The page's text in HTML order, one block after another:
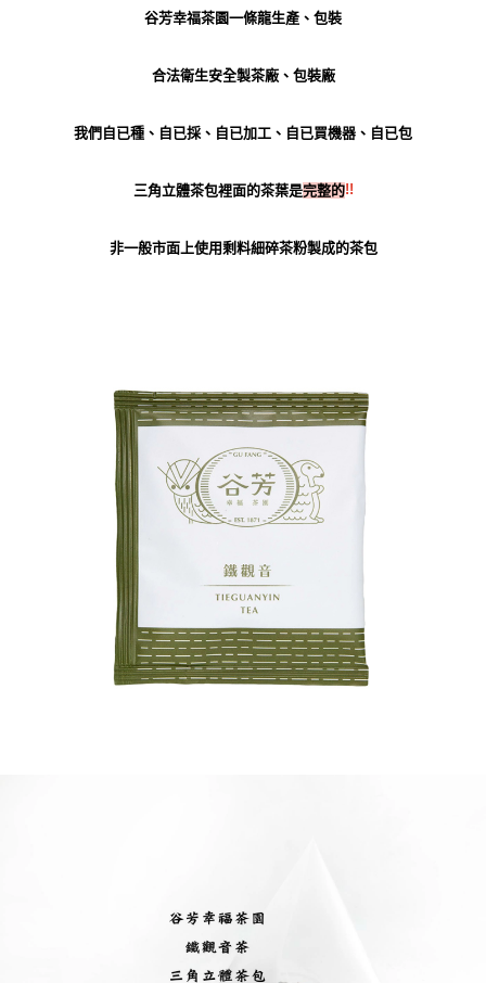
谷芳幸福茶園一條龍生產、包裝
合法衛生安全製茶廠、包裝廠
我們自已種、自已採、自已加工、自已買機器、自已包
三角立體茶包裡面的茶葉是完整的!!
非一般市面上使用剩料細碎茶粉製成的茶包